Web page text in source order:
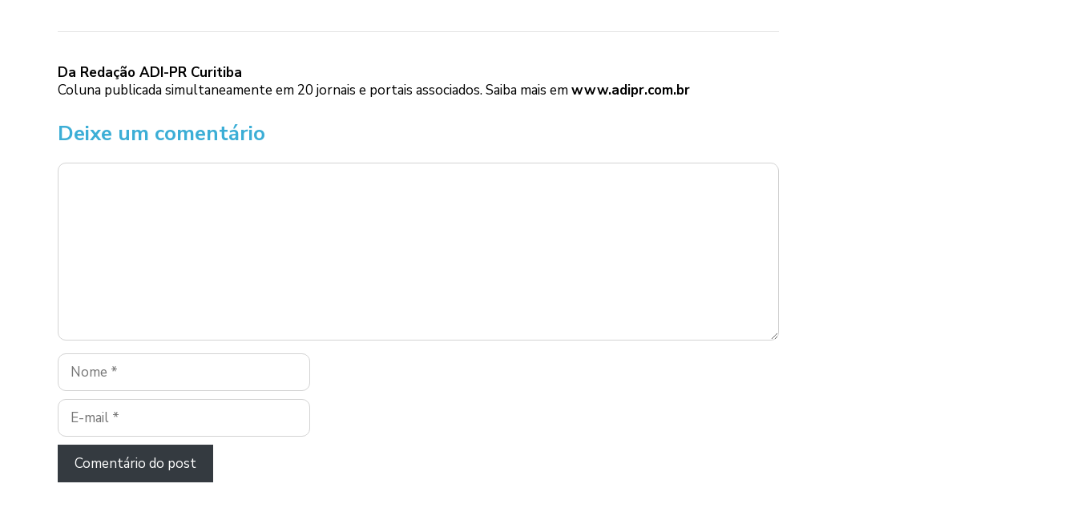
Da Redação ADI-PR Curitiba
Coluna publicada simultaneamente em 20 jornais e portais associados. Saiba mais emwww.adipr.com.br
Deixe um comentário
Comentário
Nome
E-
mail